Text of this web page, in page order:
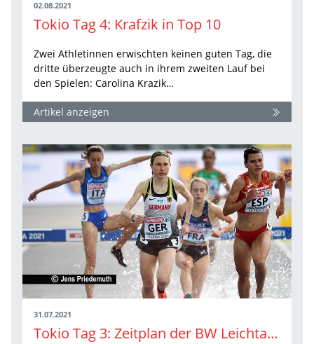
02.08.2021
Tokio Tag 4: Krafzik in Top 10
Zwei Athletinnen erwischten keinen guten Tag, die
dritte überzeugte auch in ihrem zweiten Lauf bei
den Spielen: Carolina Krazik…
Artikel anzeigen
31.07.2021
Tokio Tag 3: Zeitplan der BW Leichtathleten